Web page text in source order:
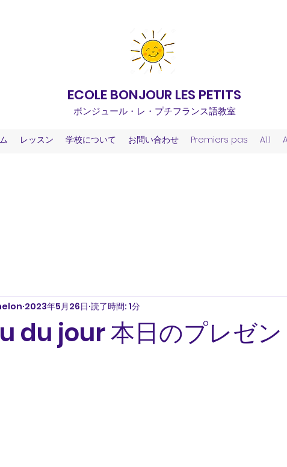
ECOLE BONJOUR LES PETITS
ボンジュール・レ・プチフランス語教室
レッスン 学校について お問い合わせ Premiers pas A1.1
du jour 本日のプレゼ
2023年5月26日 読了時間: 1分